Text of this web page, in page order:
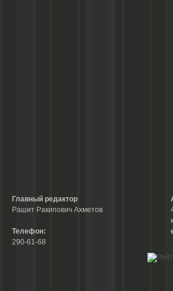
Главный редактор
Рашит Ракипович Ахметов
Телефон:
290-61-68